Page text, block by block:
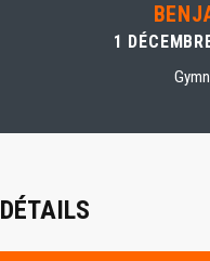
1
DÉTAILS